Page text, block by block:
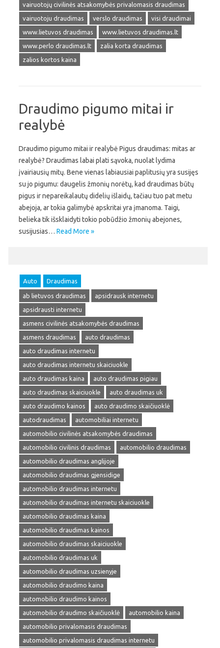
vairuotojų civilinės atsakomybės privalomasis draudimas
vairuotoju draudimas
verslo draudimas
visi draudimai
www.lietuvos draudimas
www.lietuvos draudimas.lt
www.perlo draudimas.lt
zalia korta draudimas
zalios kortos kaina
Draudimo pigumo mitai ir
realybė
Draudimo pigumo mitai ir realybė Pigus draudimas: mitas ar
realybė? Draudimas labai plati sąvoka, nuolat lydima
įvairiausių mitų. Bene vienas labiausiai paplitusių yra susijęs
su jo pigumu: daugelis žmonių norėtų, kad draudimas būtų
pigus ir nepareikalautų didelių išlaidų, tačiau tuo pat metu
abejoja, ar tokia galimybė apskritai yra įmanoma. Taigi,
belieka tik išsklaidyti tokio pobūdžio žmonių abejones,
susijusias… Read More »
Auto Draudimas
ab lietuvos draudimas
apsidrausk internetu
apsidrausti internetu
asmens civilinės atsakomybės draudimas
asmens draudimas
auto draudimas
auto draudimas internetu
auto draudimas internetu skaiciuokle
auto draudimas kaina
auto draudimas pigiau
auto draudimas skaiciuokle
auto draudimas uk
auto draudimo kainos
auto draudimo skaičiuoklė
autodraudimas
automobiliai internetu
automobilio civilinės atsakomybės draudimas
automobilio civilinis draudimas
automobilio draudimas
automobilio draudimas anglijoje
automobilio draudimas gjensidige
automobilio draudimas internetu
automobilio draudimas internetu skaiciuokle
automobilio draudimas kaina
automobilio draudimas kainos
automobilio draudimas skaiciuokle
automobilio draudimas uk
automobilio draudimas uzsienyje
automobilio draudimo kaina
automobilio draudimo kainos
automobilio draudimo skaičiuoklė
automobilio kaina
automobilio privalomasis draudimas
automobilio privalomasis draudimas internetu